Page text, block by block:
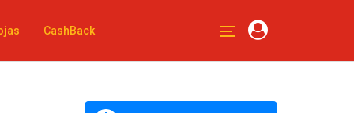
CashBack